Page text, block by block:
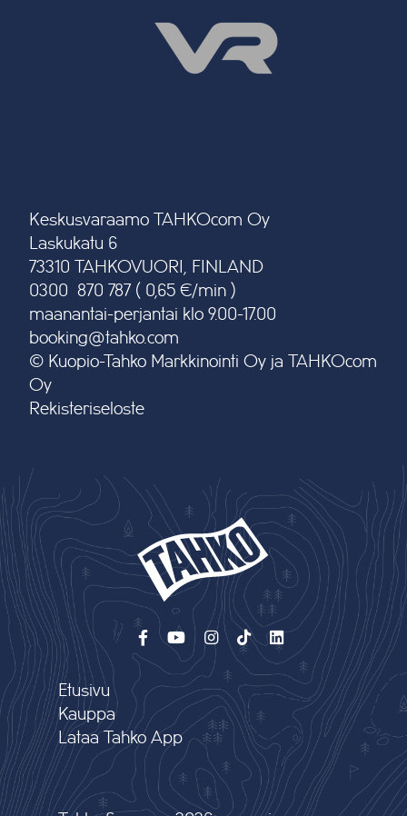
Keskusvaraamo TAHKOcom Oy
Laskukatu 6
73310 TAHKOVUORI, FINLAND
0300 870 787 ( 0,65 €/min )
maanantai-perjantai klo 9.00-17.00
booking@tahko.com
© Kuopio-Tahko Markkinointi Oy ja TAHKOcom
Oy
Rekisteriseloste
Etusivu
Kauppa
Lataa Tahko App